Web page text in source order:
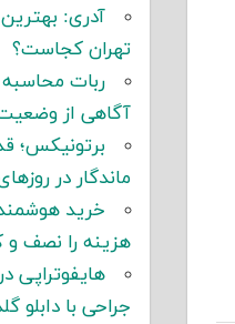
آدری:
تهران کجاست؟
آگاهی از
برتونیکس؛
ماندگار در
خرید
هزینه را نصف و
هایفوتراپی
جراحی با دابلو